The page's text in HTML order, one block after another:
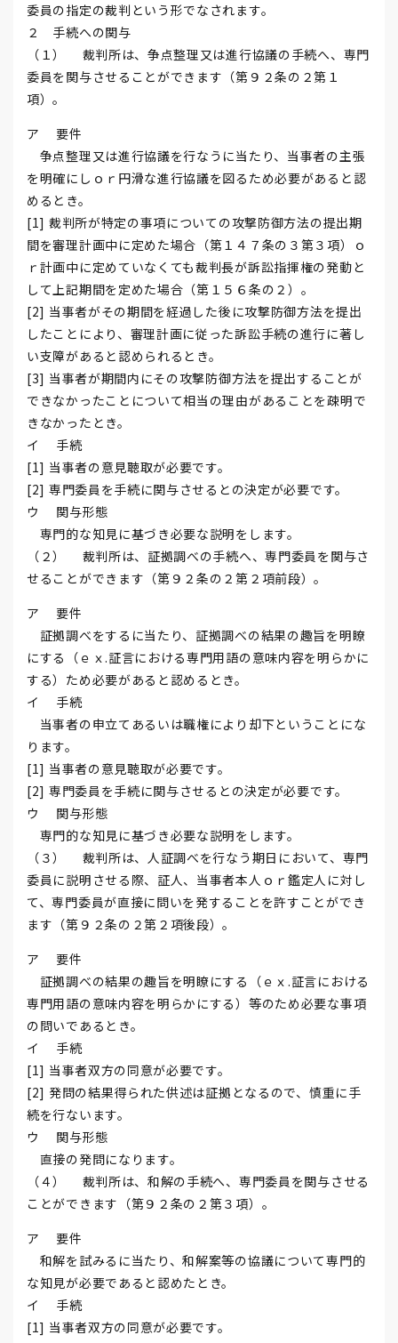
委員の指定の裁判という形でなされます。
２ 手続への関与
（１） 裁判所は、争点整理又は進行協議の手続へ、専門
委員を関与させることができます（第９２条の２第１
項）。
ア 要件
争点整理又は進行協議を行なうに当たり、当事者の主張
を明確にしｏｒ円滑な進行協議を図るため必要があると認
めるとき。
[1] 裁判所が特定の事項についての攻撃防御方法の提出期
間を審理計画中に定めた場合（第１４７条の３第３項）ｏ
ｒ計画中に定めていなくても裁判長が訴訟指揮権の発動と
して上記期間を定めた場合（第１５６条の２）。
[2] 当事者がその期間を経過した後に攻撃防御方法を提出
したことにより、審理計画に従った訴訟手続の進行に著し
い支障があると認められるとき。
[3] 当事者が期間内にその攻撃防御方法を提出することが
できなかったことについて相当の理由があることを疎明で
きなかったとき。
イ 手続
[1] 当事者の意見聴取が必要です。
[2] 専門委員を手続に関与させるとの決定が必要です。
ウ 関与形態
専門的な知見に基づき必要な説明をします。
（２） 裁判所は、証拠調べの手続へ、専門委員を関与さ
せることができます（第９２条の２第２項前段）。
ア 要件
証拠調べをするに当たり、証拠調べの結果の趣旨を明瞭
にする（ｅｘ.証言における専門用語の意味内容を明らかに
する）ため必要があると認めるとき。
イ 手続
当事者の申立てあるいは職権により却下ということにな
ります。
[1] 当事者の意見聴取が必要です。
[2] 専門委員を手続に関与させるとの決定が必要です。
ウ 関与形態
専門的な知見に基づき必要な説明をします。
（３） 裁判所は、人証調べを行なう期日において、専門
委員に説明させる際、証人、当事者本人ｏｒ鑑定人に対し
て、専門委員が直接に問いを発することを許すことができ
ます（第９２条の２第２項後段）。
ア 要件
証拠調べの結果の趣旨を明瞭にする（ｅｘ.証言における
専門用語の意味内容を明らかにする）等のため必要な事項
の問いであるとき。
イ 手続
[1] 当事者双方の同意が必要です。
[2] 発問の結果得られた供述は証拠となるので、慎重に手
続を行ないます。
ウ 関与形態
直接の発問になります。
（４） 裁判所は、和解の手続へ、専門委員を関与させる
ことができます（第９２条の２第３項）。
ア 要件
和解を試みるに当たり、和解案等の協議について専門的
な知見が必要であると認めたとき。
イ 手続
[1] 当事者双方の同意が必要です。